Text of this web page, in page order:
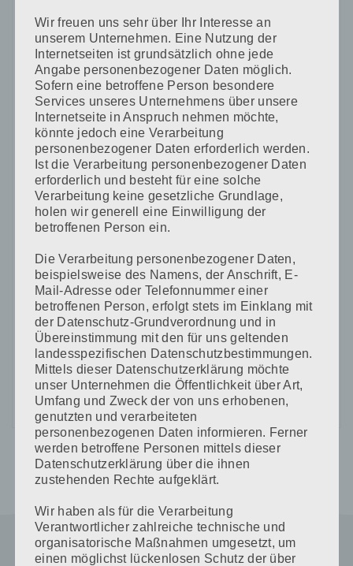
E-Mail-Adresse*
Website
Name, E-Mail-Adresse und Website in diesem Browser
für meinen nächsten Kommentar speichern.
CAPTCHA Code
*
Wir freuen uns sehr über Ihr Interesse an
unserem Unternehmen. Eine Nutzung der
Internetseiten ist grundsätzlich ohne jede
Angabe personenbezogener Daten möglich.
Sofern eine betroffene Person besondere
Services unseres Unternehmens über unsere
Internetseite in Anspruch nehmen möchte,
könnte jedoch eine Verarbeitung
personenbezogener Daten erforderlich werden.
Ist die Verarbeitung personenbezogener Daten
erforderlich und besteht für eine solche
Verarbeitung keine gesetzliche Grundlage,
holen wir generell eine Einwilligung der
betroffenen Person ein.
Die Verarbeitung personenbezogener Daten,
beispielsweise des Namens, der Anschrift, E-
Mail-Adresse oder Telefonnummer einer
betroffenen Person, erfolgt stets im Einklang mit
der Datenschutz-Grundverordnung und in
Übereinstimmung mit den für uns geltenden
landesspezifischen Datenschutzbestimmungen.
Mittels dieser Datenschutzerklärung möchte
unser Unternehmen die Öffentlichkeit über Art,
Umfang und Zweck der von uns erhobenen,
genutzten und verarbeiteten
personenbezogenen Daten informieren. Ferner
werden betroffene Personen mittels dieser
Datenschutzerklärung über die ihnen
zustehenden Rechte aufgeklärt.
Wir haben als für die Verarbeitung
Verantwortlicher zahlreiche technische und
organisatorische Maßnahmen umgesetzt, um
einen möglichst lückenlosen Schutz der über